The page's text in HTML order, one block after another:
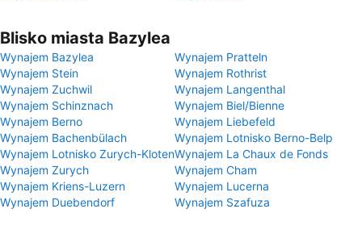
Blisko miasta Bazylea
Wynajem Bazylea
Wynajem Pratteln
Wynajem Stein
Wynajem Rothrist
Wynajem Zuchwil
Wynajem Langenthal
Wynajem Schinznach
Wynajem Biel/Bienne
Wynajem Berno
Wynajem Liebefeld
Wynajem Bachenbülach
Wynajem Lotnisko Berno-Belp
Wynajem Lotnisko Zurych-KlotenWynajem La Chaux de Fonds
Wynajem Zurych
Wynajem Cham
Wynajem Kriens-Luzern
Wynajem Lucerna
Wynajem Duebendorf
Wynajem Szafuza